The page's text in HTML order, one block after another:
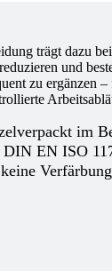
trägt dazu
und
zu ergänzen
im
EN ISO
Verfärbung